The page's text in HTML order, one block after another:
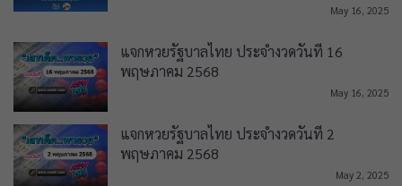
May 16, 2025
แจกหวยรัฐบาลไทย ประจำงวดวันที่ 16
พฤษภาคม 2568
May 16, 2025
แจกหวยรัฐบาลไทย ประจำงวดวันที่ 2
พฤษภาคม 2568
May 2, 2025